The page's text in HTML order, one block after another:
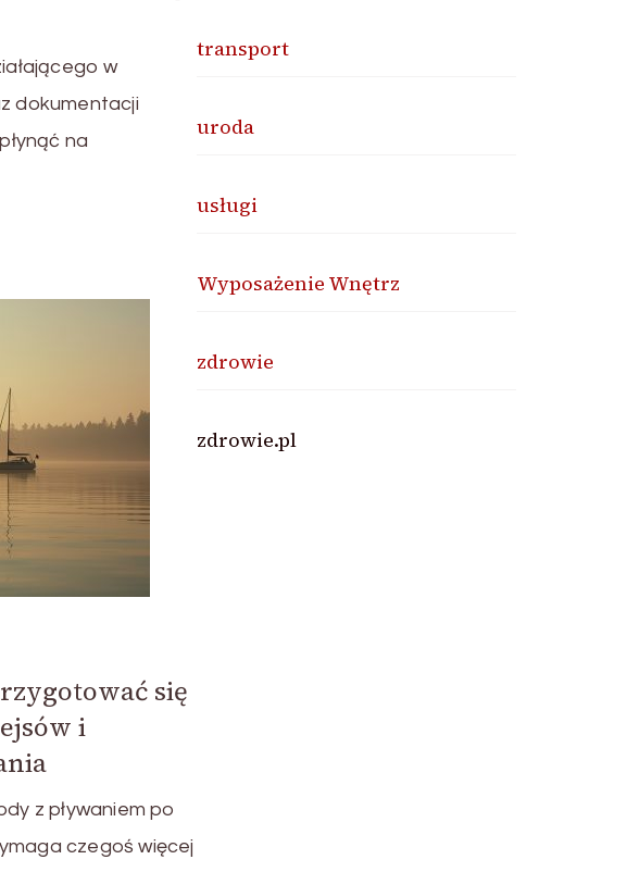
w
dokumentacji
na
się
i
z pływaniem po
czegoś więcej
transport
uroda
usługi
Wyposażenie Wnętrz
zdrowie
zdrowie.pl